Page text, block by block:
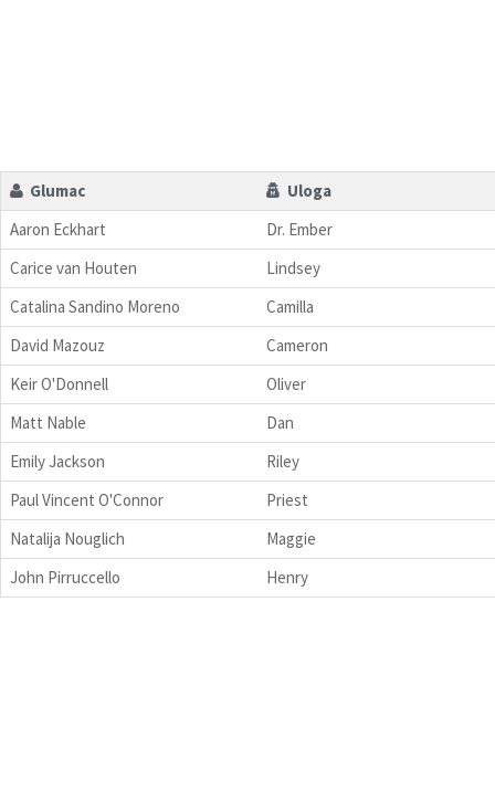
Glumac
Uloga
Aaron Eckhart
Dr. Ember
Carice van Houten
Lindsey
Catalina Sandino Moreno
Camilla
David Mazouz
Cameron
Keir O'Donnell
Oliver
Matt Nable
Dan
Emily Jackson
Riley
Paul Vincent O'Connor
Priest
Natalija Nouglich
Maggie
John Pirruccello
Henry